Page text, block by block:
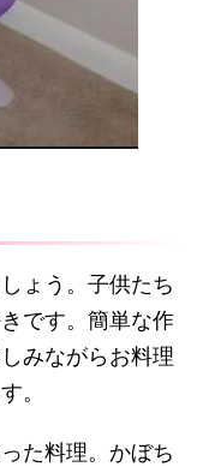
ょう。子供たち
です。簡単な作
みながらお料理
。
た料理。かぼち